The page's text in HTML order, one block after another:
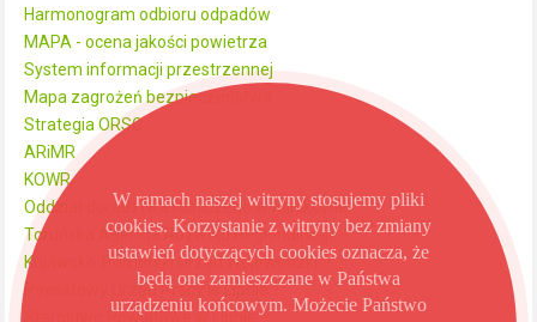
Harmonogram odbioru odpadów
MAPA - ocena jakości powietrza
System informacji przestrzennej
Mapa zagrożeń bezpieczeństwa
Strategia ORSG
ARiMR
KOWR
Oddział doradztwa rolniczego w Minikowie
Toruńska Agencja Rozwoju Regionalnego
Kujawsko-Pomorski Urząd Wojewódzki
Powiatowy Urząd Pracy w Lipnie
Starostwo Powiatowe w Lipnie
W ramach naszej witryny stosujemy pliki
cookies. Korzystanie z witryny bez zmiany
ustawień dotyczących cookies oznacza, że
będą one zamieszczane w Państwa
urządzeniu końcowym. Możecie Państwo